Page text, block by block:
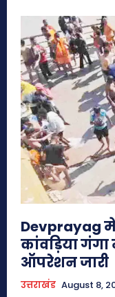
Devprayag
कांवड़िया गंगा
ऑपरेशन जारी
उत्तराखंड August 8,